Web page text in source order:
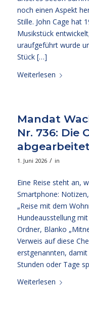
noch einen Aspekt
Stille. John Cage hat
Musikstück
uraufgeführt wurde
Stück […]
Weiterlesen
Mandat
Nr. 736: Die
abgearbeitet
1. Juni 2026 / in
Eine Reise steht an,
Smartphone:
„Reise mit dem
Hundeausstellung
Ordner, Blanko
Verweis auf diese
erstgenannten, damit
Stunden oder Tage
Weiterlesen